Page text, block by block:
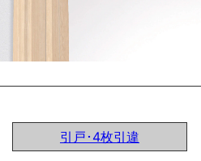
引戸･4枚引違